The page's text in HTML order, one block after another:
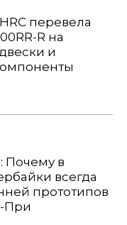
перевела
R на
и
Почему в
всегда
прототипов
При